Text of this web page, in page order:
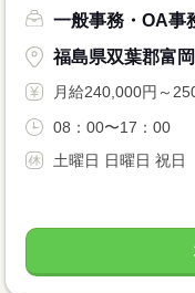
一般事務・OA事
福島県双葉郡富
月給240,000円～
08：00〜17：00
土曜日 日曜日 祝日